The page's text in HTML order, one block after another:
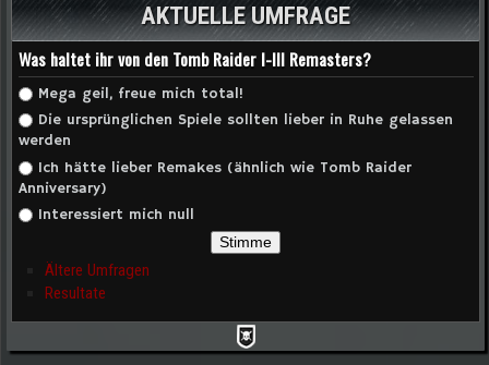
AKTUELLE UMFRAGE
Was haltet ihr von den Tomb Raider I-III Remasters?
Auswahlmöglichkeiten
Mega geil, freue mich total!
Die ursprünglichen Spiele sollten lieber in Ruhe gelassen
werden
Ich hätte lieber Remakes (ähnlich wie Tomb Raider
Anniversary)
Interessiert mich null
Ältere Umfragen
Resultate